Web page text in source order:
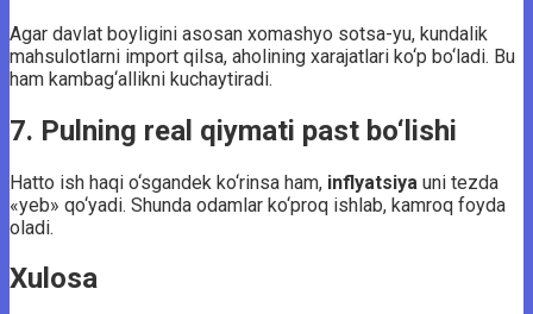
Agar davlat boyligini asosan xomashyo sotsa-yu, kundalik
mahsulotlarni import qilsa, aholining xarajatlari ko‘p bo‘ladi. Bu
ham kambag‘allikni kuchaytiradi.
7. Pulning real qiymati past bo‘lishi
Hatto ish haqi o‘sgandek ko‘rinsa ham, inflyatsiya uni tezda
«yeb» qo‘yadi. Shunda odamlar ko‘proq ishlab, kamroq foyda
oladi.
Xulosa